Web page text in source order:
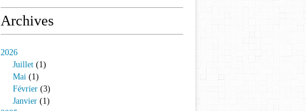
Archives
2026
Juillet (1)
Mai (1)
Février (3)
Janvier (1)